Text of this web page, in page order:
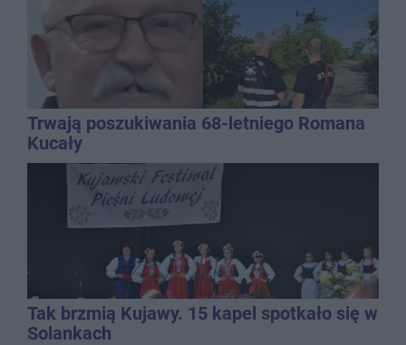
Trwają poszukiwania 68-letniego Romana
Kucały
Tak brzmią Kujawy. 15 kapel spotkało się w
Solankach